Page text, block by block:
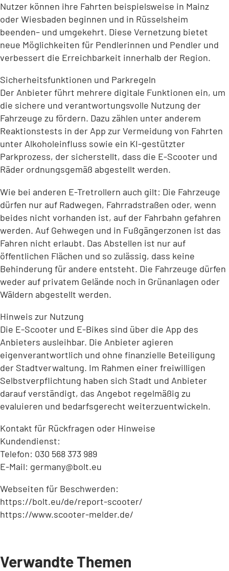
Nutzer können ihre Fahrten beispielsweise in Mainz
oder Wiesbaden beginnen und in Rüsselsheim
beenden– und umgekehrt. Diese Vernetzung bietet
neue Möglichkeiten für Pendlerinnen und Pendler und
verbessert die Erreichbarkeit innerhalb der Region.
Sicherheitsfunktionen und Parkregeln
Der Anbieter führt mehrere digitale Funktionen ein, um
die sichere und verantwortungsvolle Nutzung der
Fahrzeuge zu fördern. Dazu zählen unter anderem
Reaktionstests in der App zur Vermeidung von Fahrten
unter Alkoholeinfluss sowie ein KI-gestützter
Parkprozess, der sicherstellt, dass die E-Scooter und
Räder ordnungsgemäß abgestellt werden.
Wie bei anderen E-Tretrollern auch gilt: Die Fahrzeuge
dürfen nur auf Radwegen, Fahrradstraßen oder, wenn
beides nicht vorhanden ist, auf der Fahrbahn gefahren
werden. Auf Gehwegen und in Fußgängerzonen ist das
Fahren nicht erlaubt. Das Abstellen ist nur auf
öffentlichen Flächen und so zulässig, dass keine
Behinderung für andere entsteht. Die Fahrzeuge dürfen
weder auf privatem Gelände noch in Grünanlagen oder
Wäldern abgestellt werden.
Hinweis zur Nutzung
Die E-Scooter und E-Bikes sind über die App des
Anbieters ausleihbar. Die Anbieter agieren
eigenverantwortlich und ohne finanzielle Beteiligung
der Stadtverwaltung. Im Rahmen einer freiwilligen
Selbstverpflichtung haben sich Stadt und Anbieter
darauf verständigt, das Angebot regelmäßig zu
evaluieren und bedarfsgerecht weiterzuentwickeln.
Kontakt für Rückfragen oder Hinweise
Kundendienst:
Telefon: 030 568 373 989
E-Mail: germany bolt eu
Webseiten für Beschwerden:
https://bolt.eu/de/report-scooter/
https://www.scooter-melder.de/
Verwandte Themen